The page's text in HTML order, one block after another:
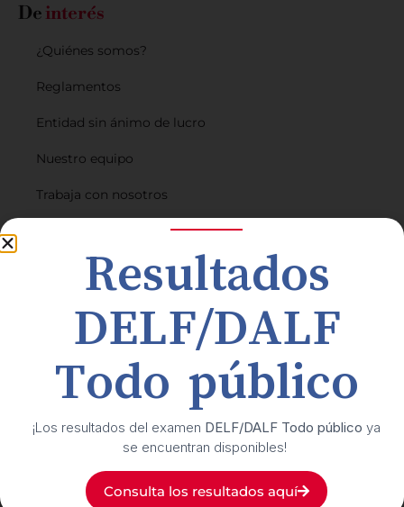
De interés
¿Quiénes somos?
Reglamentos
Entidad sin ánimo de lucro
Nuestro equipo
Trabaja con nosotros
Gestión de solicitudes
Planes de financiación
Buzón de transparencia y ética
Suscríbetea nuestro boletín cultural
Síguenosen nuestras redes sociales
Resultados
DELF/DALF
Todo público
¡Los resultados del examen DELF/DALF Todo público ya
se encuentran disponibles!
Consulta los resultados aquí